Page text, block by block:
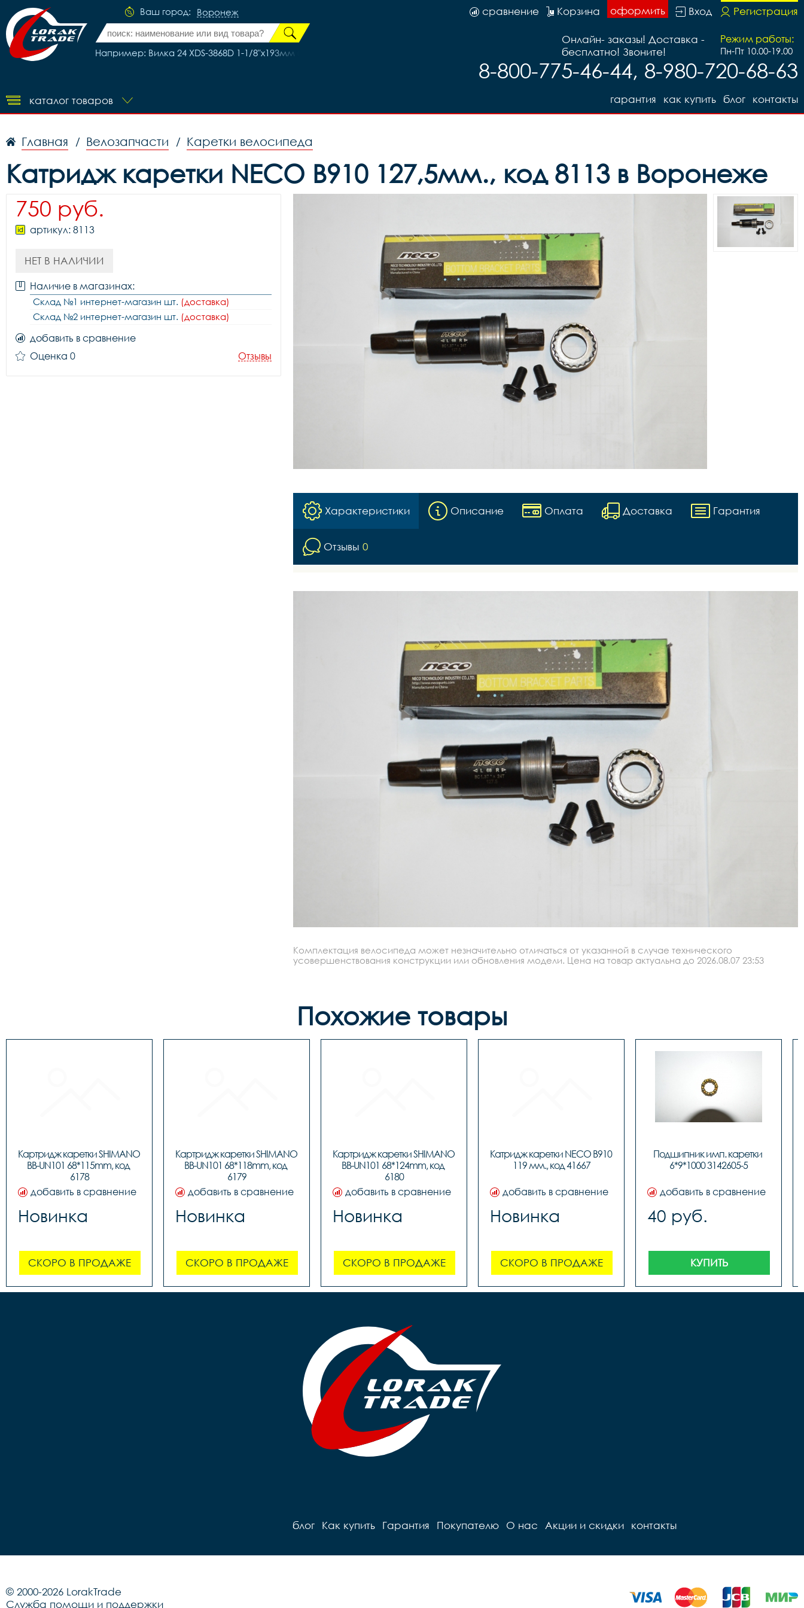
Ваш город: Воронеж
Например: Вилка 24 XDS-3868D 1-1/8"x193мм безрезьб/аморт/Disk-brake, код 110209
Регистрация
Вход
оформить
Корзина
сравнение
Режим работы:
Пн-Пт 10.00-19.00
Онлайн- заказы! Доставка -
бесплатно! Звоните!
8-800-775-46-44, 8-980-720-68-63
каталог товаров контакты
блог
как купить
гарантия
Главная / Велозапчасти / Каретки велосипеда
Катридж каретки NECO B910 127,5мм., код 8113 в Воронеже
750 руб.
артикул: 8113
НЕТ В НАЛИЧИИ
Наличие в магазинах:
Склад №1 интернет-магазин шт. (доставка)
Склад №2 интернет-магазин шт. (доставка)
добавить в сравнение
Оценка 0
Отзывы
Характеристики Описание Оплата Доставка Гарантия
Отзывы 0
Комплектация велосипеда может незначительно отличаться от указанной в случае технического
усовершенствования конструкции или обновления модели. Цена на товар актуальна до 2026.08.07 23:53
Похожие товары
Картридж каретки SHIMANO
BB-UN101 68*115mm, код
6178
добавить в сравнение
Новинка
СКОРО В ПРОДАЖЕ
Картридж каретки SHIMANO
BB-UN101 68*118mm, код
6179
добавить в сравнение
Новинка
СКОРО В ПРОДАЖЕ
Картридж каретки SHIMANO
BB-UN101 68*124mm, код
6180
добавить в сравнение
Новинка
СКОРО В ПРОДАЖЕ
Катридж каретки NECO B910
119 мм., код 41667
добавить в сравнение
Новинка
СКОРО В ПРОДАЖЕ
Подшипник имп. каретки
6*9*1000 3142605-5
добавить в сравнение
40 руб.
КУПИТЬ
блог Как купить Гарантия Покупателю О нас Акции и скидки контакты
© 2000-2026 LorakTrade
Служба помощи и поддержки